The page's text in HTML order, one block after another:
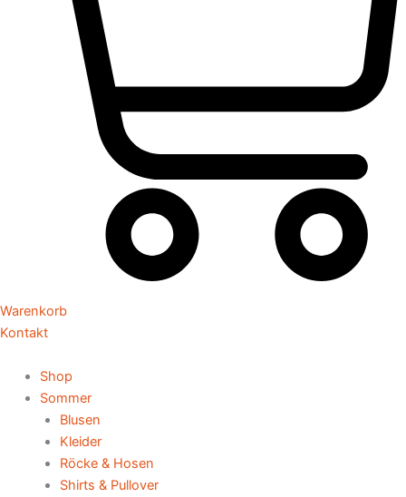
Warenkorb
Kontakt
Shop
Sommer
Blusen
Kleider
Röcke & Hosen
Shirts & Pullover